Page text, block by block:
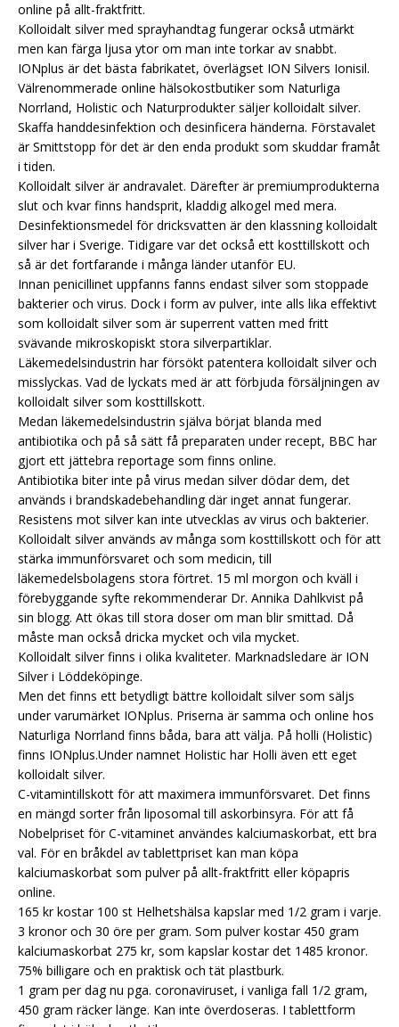
online på allt-fraktfritt.
Kolloidalt silver med sprayhandtag fungerar också utmärkt
men kan färga ljusa ytor om man inte torkar av snabbt.
IONplus är det bästa fabrikatet, överlägset ION Silvers Ionisil.
Välrenommerade online hälsokostbutiker som Naturliga
Norrland, Holistic och Naturprodukter säljer kolloidalt silver.
Skaffa handdesinfektion och desinficera händerna. Förstavalet
är Smittstopp för det är den enda produkt som skuddar framåt
i tiden.
Kolloidalt silver är andravalet. Därefter är premiumprodukterna
slut och kvar finns handsprit, kladdig alkogel med mera.
Desinfektionsmedel för dricksvatten är den klassning kolloidalt
silver har i Sverige. Tidigare var det också ett kosttillskott och
så är det fortfarande i många länder utanför EU.
Innan penicillinet uppfanns fanns endast silver som stoppade
bakterier och virus. Dock i form av pulver, inte alls lika effektivt
som kolloidalt silver som är superrent vatten med fritt
svävande mikroskopiskt stora silverpartiklar.
Läkemedelsindustrin har försökt patentera kolloidalt silver och
misslyckas. Vad de lyckats med är att förbjuda försäljningen av
kolloidalt silver som kosttillskott.
Medan läkemedelsindustrin själva börjat blanda med
antibiotika och på så sätt få preparaten under recept, BBC har
gjort ett jättebra reportage som finns online.
Antibiotika biter inte på virus medan silver dödar dem, det
används i brandskadebehandling där inget annat fungerar.
Resistens mot silver kan inte utvecklas av virus och bakterier.
Kolloidalt silver används av många som kosttillskott och för att
stärka immunförsvaret och som medicin, till
läkemedelsbolagens stora förtret. 15 ml morgon och kväll i
förebyggande syfte rekommenderar Dr. Annika Dahlkvist på
sin blogg. Att ökas till stora doser om man blir smittad. Då
måste man också dricka mycket och vila mycket.
Kolloidalt silver finns i olika kvaliteter. Marknadsledare är ION
Silver i Löddeköpinge.
Men det finns ett betydligt bättre kolloidalt silver som säljs
under varumärket IONplus. Priserna är samma och online hos
Naturliga Norrland finns båda, bara att välja. På holli (Holistic)
finns IONplus.Under namnet Holistic har Holli även ett eget
kolloidalt silver.
C-vitamintillskott för att maximera immunförsvaret. Det finns
en mängd sorter från liposomal till askorbinsyra. För att få
Nobelpriset för C-vitaminet användes kalciumaskorbat, ett bra
val. För en bråkdel av tablettpriset kan man köpa
kalciumaskorbat som pulver på allt-fraktfritt eller köpapris
online.
165 kr kostar 100 st Helhetshälsa kapslar med 1/2 gram i varje.
3 kronor och 30 öre per gram. Som pulver kostar 450 gram
kalciumaskorbat 275 kr, som kapslar kostar det 1485 kronor.
75% billigare och en praktisk och tät plastburk.
1 gram per dag nu pga. coronaviruset, i vanliga fall 1/2 gram,
450 gram räcker länge. Kan inte överdoseras. I tablettform